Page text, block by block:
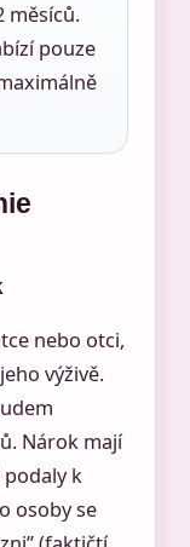
měsíců.
pouze
nebo otci,
výživě.
Nárok mají
k
osoby se